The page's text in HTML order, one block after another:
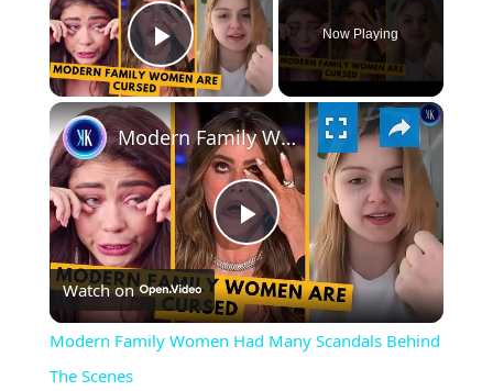
PLAY
VIDEO
Now Playing
×
PLAY
VIDEO
Modern Family Women Had Many Scandals Behind The Scenes
Watch on
Modern Family Women Had Many Scandals Behind
The Scenes